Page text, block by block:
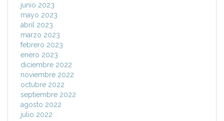
junio 2023
mayo 2023
abril 2023
marzo 2023
febrero 2023
enero 2023
diciembre 2022
noviembre 2022
octubre 2022
septiembre 2022
agosto 2022
julio 2022